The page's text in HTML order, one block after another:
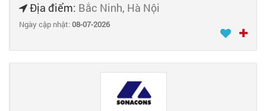
Địa điểm: Bắc Ninh, Hà Nội
Ngày cập nhật:08-07-2026